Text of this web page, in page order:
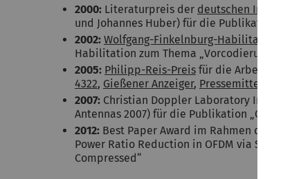
2000: Literaturpreis der deutschen
und Johannes Huber) für die Publikation
2002: Wolfgang-Finkelnburg-
Habilitation zum Thema „Vorcodierung
2005: Philipp-Reis-Preis für die Arbeiten
4322, Gießener Anzeiger, Pressemitteilung
2007: Christian Doppler Laboratory
Antennas 2007) für die Publikation „Out-
2012: Best Paper Award im Rahmen des
Power Ratio Reduction in OFDM via
Compressed“